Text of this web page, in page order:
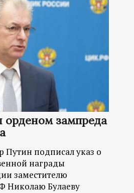
орденом зампреда
подписал указ о
награды
заместителю
Николаю Булаеву